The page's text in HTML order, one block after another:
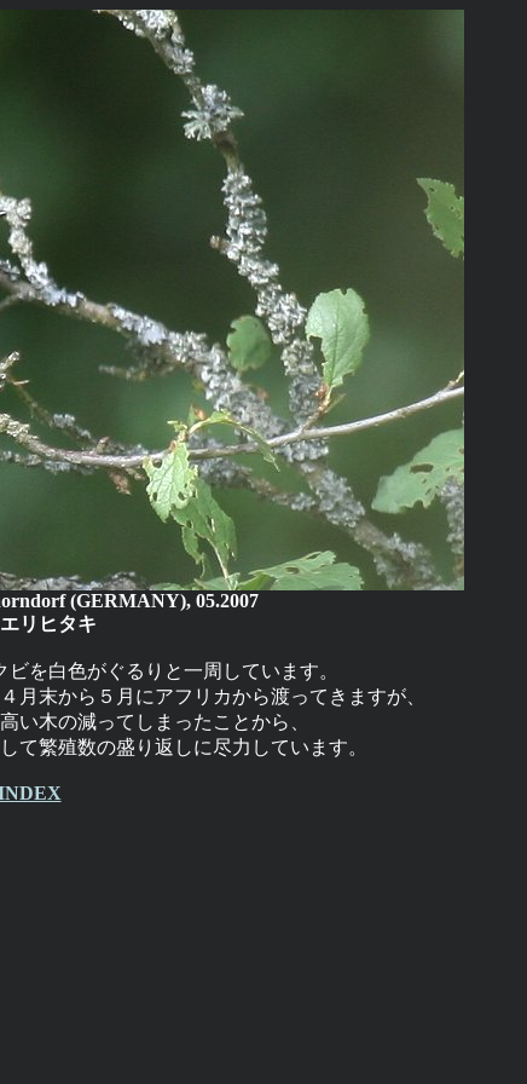
(GERMANY), 05.2007
リヒタキ
を白色がぐるりと一周しています。
月末から５月にアフリカから渡ってきますが、
い木の減ってしまったことから、
て繁殖数の盛り返しに尽力しています。